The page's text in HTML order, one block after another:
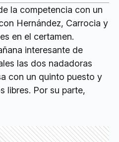
la competencia con un
Hernández, Carrocia y
en el certamen.
interesante de
las dos nadadoras
con un quinto puesto y
libres. Por su parte,